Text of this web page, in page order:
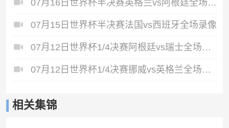
07月16日世界杯半决赛英格兰vs阿根廷全场录像
07月15日世界杯半决赛法国vs西班牙全场录像
07月12日世界杯1/4决赛阿根廷vs瑞士全场录像
07月12日世界杯1/4决赛挪威vs英格兰全场录像
相关集锦